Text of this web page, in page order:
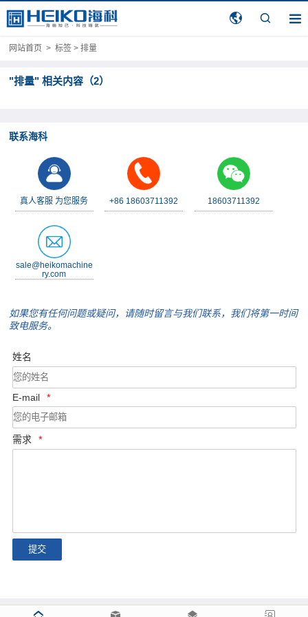
网站首页 >标签 > 排量
"排量" 相关内容（2）
联系海科
真人客服 为您服务 +86 18603711392 18603711392
sale@heikomachine
ry.com
如果您有任何问题或疑问，请随时留言与我们联系，我们将第一时间
致电服务。
姓名
E-mail *
需求 *